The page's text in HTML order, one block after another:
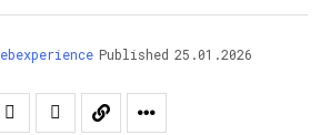
Published 25.01.2026